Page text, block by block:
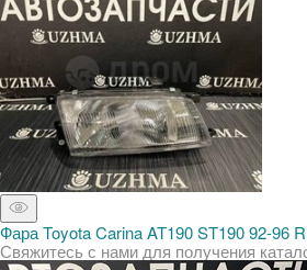
Фара Toyota Carina AT190 ST190 92-96 R
Свяжитесь с нами для получения